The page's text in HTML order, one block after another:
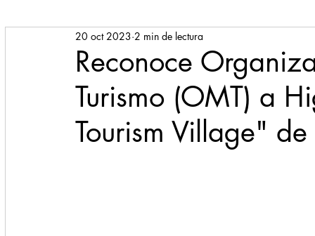
Santa Catarina San Pedro Garza Garcia
Espectaculos Clima Principal Salud
Locales
Reconoce
Turismo (OMT) a
Tourism Village"
20 oct 2023 2 min de lectura